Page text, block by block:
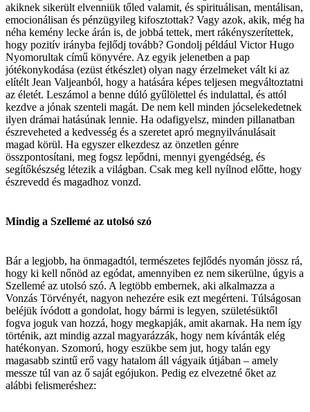
akiknek sikerült elvenniük tőled valamit, és spirituálisan, mentálisan,
emocionálisan és pénzügyileg kifosztottak? Vagy azok, akik, még ha
néha kemény lecke árán is, de jobbá tettek, mert rákényszerítettek,
hogy pozitív irányba fejlődj tovább? Gondolj például Victor Hugo
Nyomorultak című könyvére. Az egyik jelenetben a pap
jótékonykodása (ezüst étkészlet) olyan nagy érzelmeket vált ki az
elítélt Jean Valjeanból, hogy a hatására képes teljesen megváltoztatni
az életét. Leszámol a benne dúló gyűlölettel és indulattal, és attól
kezdve a jónak szenteli magát. De nem kell minden jócselekedetnek
ilyen drámai hatásúnak lennie. Ha odafigyelsz, minden pillanatban
észreveheted a kedvesség és a szeretet apró megnyilvánulásait
magad körül. Ha egyszer elkezdesz az önzetlen génre
összpontosítani, meg fogsz lepődni, mennyi gyengédség, és
segítőkészség létezik a világban. Csak meg kell nyílnod előtte, hogy
észrevedd és magadhoz vonzd.
Mindig a Szellemé az utolsó szó
Bár a legjobb, ha önmagadtól, természetes fejlődés nyomán jössz rá,
hogy ki kell nőnöd az egódat, amennyiben ez nem sikerülne, úgyis a
Szellemé az utolsó szó. A legtöbb embernek, aki alkalmazza a
Vonzás Törvényét, nagyon nehezére esik ezt megérteni. Túlságosan
beléjük ívódott a gondolat, hogy bármi is legyen, születésüktől
fogva joguk van hozzá, hogy megkapják, amit akarnak. Ha nem így
történik, azt mindig azzal magyarázzák, hogy nem kívánták elég
hatékonyan. Szomorú, hogy eszükbe sem jut, hogy talán egy
magasabb szintű erő vagy hatalom áll vágyaik útjában – amely
messze túl van az ő saját egójukon. Pedig ez elvezetné őket az
alábbi felismeréshez: